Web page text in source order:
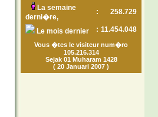
La semaine
derni�re,
: 258.729
Le mois dernier : 11.454.048
Vous �tes le visiteur num�ro
105.216.314
Sejak 01 Muharam 1428
( 20 Januari 2007 )